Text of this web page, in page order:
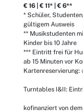
€ 16 | € 11* | € 6**
* Schüler,
gültigem Ausweis
** Musikstudenten
Kinder bis 10 Jahre
*** Eintritt frei für
ab 15 Minuten vor
Kartenreservierung:
Turntables I&II:
kofinanziert von dem